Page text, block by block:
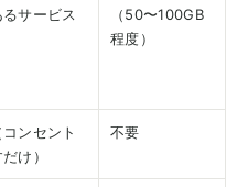
サービス
（50〜100GB
程度）
ンセント
け）
不要